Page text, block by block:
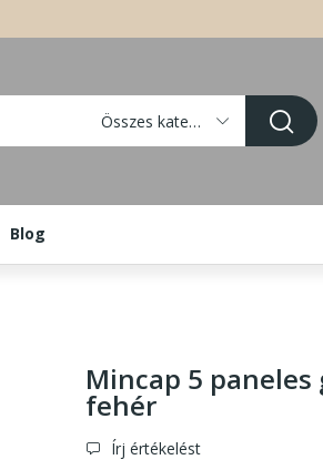
Összes kategória
Blog
Mincap 5
fehér
Írj értékelést